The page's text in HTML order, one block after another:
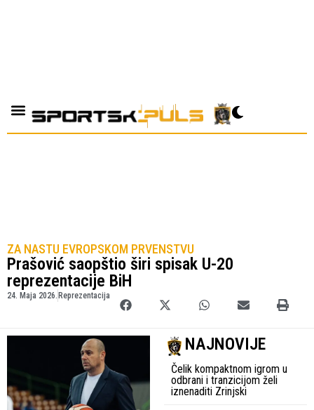
ZA NASTU EVROPSKOM PRVENSTVU
Prašović saopštio širi spisak U-20
reprezentacije BiH
24. Maja 2026. Reprezentacija
NAJNOVIJE
Čelik kompaktnom igrom u
odbrani i tranzicijom želi
iznenaditi Zrinjski